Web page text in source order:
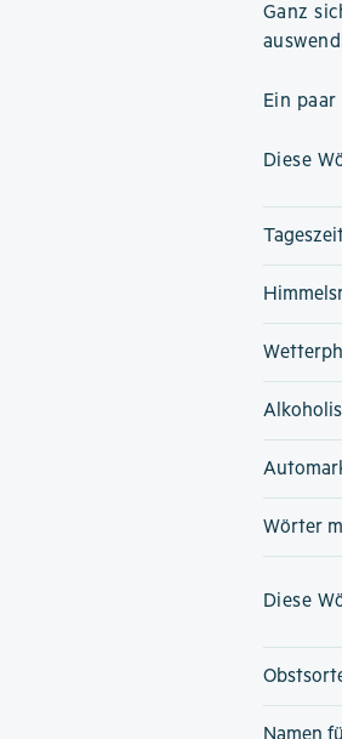
Ganz
Ein
Diese
Wörter
Diese